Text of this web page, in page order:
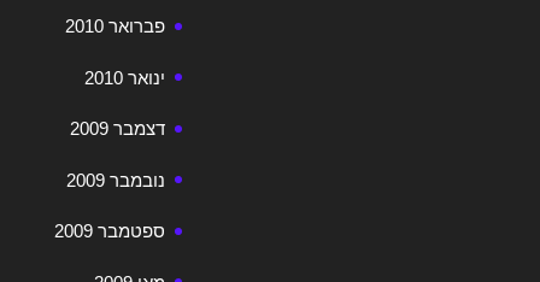
פברואר 2010
ינואר 2010
דצמבר 2009
נובמבר 2009
ספטמבר 2009